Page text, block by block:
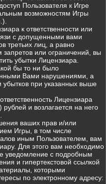
Пользователя к Игре
возможностям Игры
к ответственности или
с допущенными вами
третьих лиц, а равно
запретов или ограничений, вы
убытки Лицензиара.
бы то ни было
Вами нарушениями, а
при указанных выше
Лицензиара
и возлагается на него
ваших прав и/или
Игры, в том числе
иным Пользователем, вам
Для этого вам необходимо
уведомление с подробным
и гипертекстовой ссылкой
которыми
по электронному адресу: